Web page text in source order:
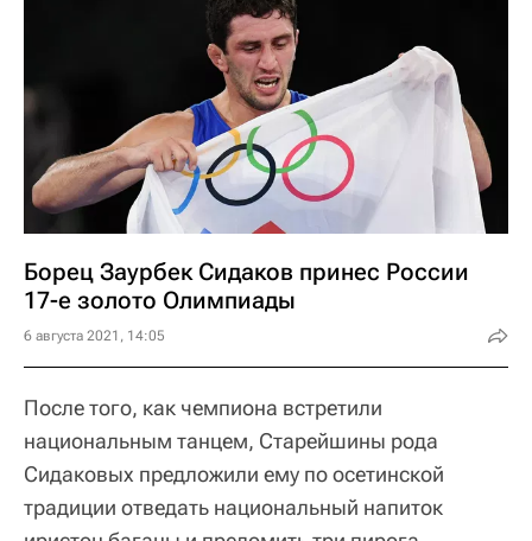
Борец Заурбек Сидаков принес России
17-е золото Олимпиады
6 августа 2021, 14:05
После того, как чемпиона встретили
национальным танцем, Старейшины рода
Сидаковых предложили ему по осетинской
традиции отведать национальный напиток